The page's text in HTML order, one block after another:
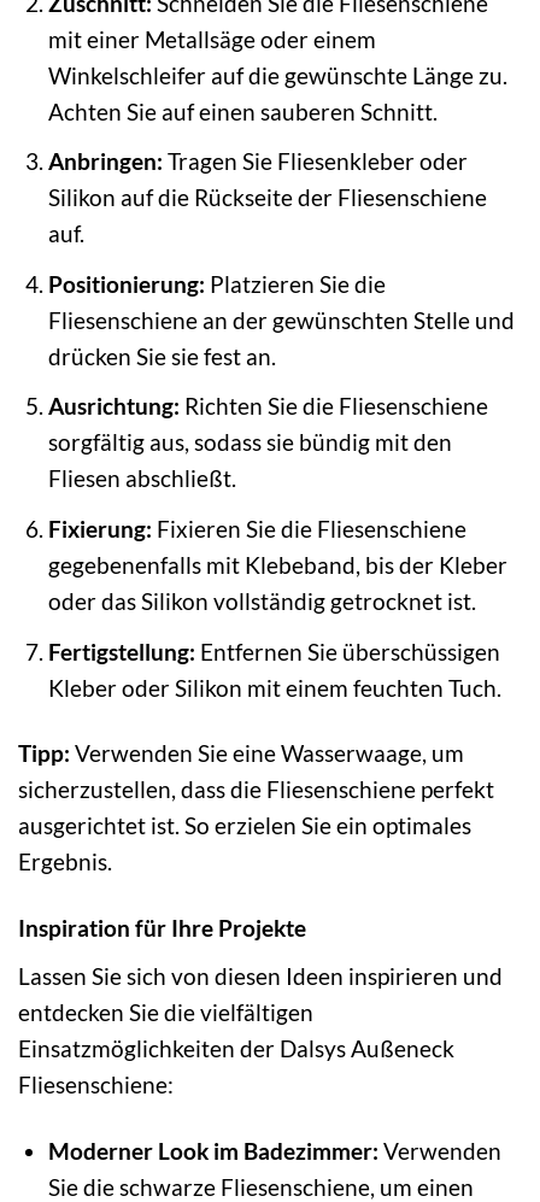
mit einer Metallsäge oder einem
Winkelschleifer auf die gewünschte Länge zu.
Achten Sie auf einen sauberen Schnitt.
Anbringen: Tragen Sie Fliesenkleber oder
Silikon auf die Rückseite der Fliesenschiene
auf.
Positionierung: Platzieren Sie die
Fliesenschiene an der gewünschten Stelle und
drücken Sie sie fest an.
Ausrichtung: Richten Sie die Fliesenschiene
sorgfältig aus, sodass sie bündig mit den
Fliesen abschließt.
Fixierung: Fixieren Sie die Fliesenschiene
gegebenenfalls mit Klebeband, bis der Kleber
oder das Silikon vollständig getrocknet ist.
Fertigstellung: Entfernen Sie überschüssigen
Kleber oder Silikon mit einem feuchten Tuch.
Tipp: Verwenden Sie eine Wasserwaage, um
sicherzustellen, dass die Fliesenschiene perfekt
ausgerichtet ist. So erzielen Sie ein optimales
Ergebnis.
Inspiration für Ihre Projekte
Lassen Sie sich von diesen Ideen inspirieren und
entdecken Sie die vielfältigen
Einsatzmöglichkeiten der Dalsys Außeneck
Fliesenschiene:
Moderner Look im Badezimmer: Verwenden
Sie die schwarze Fliesenschiene, um einen